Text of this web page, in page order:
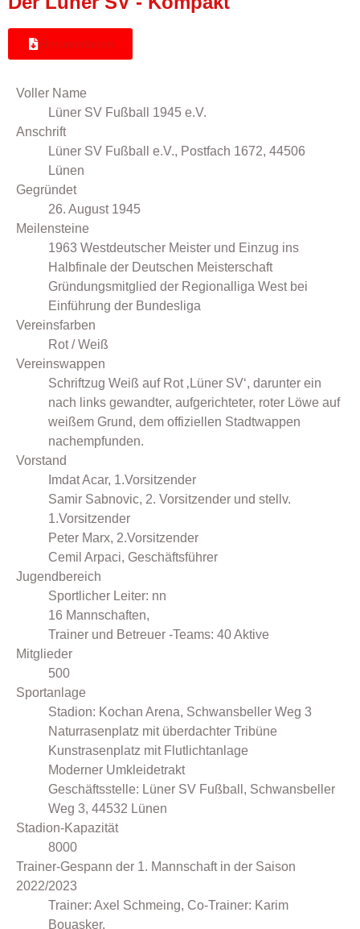
Herunterladen
Voller Name
Lüner SV Fußball 1945 e.V.
Anschrift
Lüner SV Fußball e.V., Postfach 1672, 44506
Lünen
Gegründet
26. August 1945
Meilensteine
1963 Westdeutscher Meister und Einzug ins
Halbfinale der Deutschen Meisterschaft
Gründungsmitglied der Regionalliga West bei
Einführung der Bundesliga
Vereinsfarben
Rot / Weiß
Vereinswappen
Schriftzug Weiß auf Rot ‚Lüner SV‘, darunter ein
nach links gewandter, aufgerichteter, roter Löwe auf
weißem Grund, dem offiziellen Stadtwappen
nachempfunden.
Vorstand
Imdat Acar, 1.Vorsitzender
Samir Sabnovic, 2. Vorsitzender und stellv.
1.Vorsitzender
Peter Marx, 2.Vorsitzender
Cemil Arpaci, Geschäftsführer
Jugendbereich
Sportlicher Leiter: nn
16 Mannschaften,
Trainer und Betreuer -Teams: 40 Aktive
Mitglieder
500
Sportanlage
Stadion: Kochan Arena, Schwansbeller Weg 3
Naturrasenplatz mit überdachter Tribüne
Kunstrasenplatz mit Flutlichtanlage
Moderner Umkleidetrakt
Geschäftsstelle: Lüner SV Fußball, Schwansbeller
Weg 3, 44532 Lünen
Stadion-Kapazität
8000
Trainer-Gespann der 1. Mannschaft in der Saison
2022/2023
Trainer: Axel Schmeing, Co-Trainer: Karim
Bouasker,